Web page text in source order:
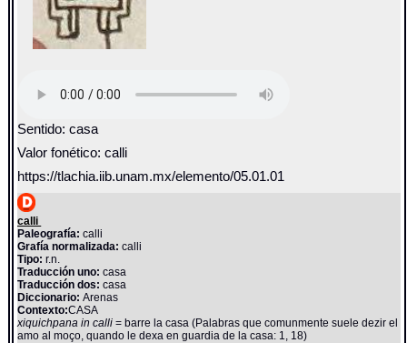
Sentido: casa
Valor fonético: calli
https://tlachia.iib.unam.mx/elemento/05.01.01
calli
Paleografía: calli
Grafía normalizada: calli
Tipo: r.n.
Traducción uno: casa
Traducción dos: casa
Diccionario:Arenas
Contexto:CASA
xiquichpana in calli= barre la casa (Palabras que comunmente suele dezir el
amo al moço, quando le dexa en guardia de la casa: 1, 18)